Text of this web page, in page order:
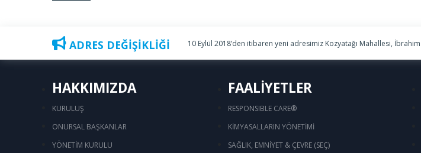
ADRES DEĞİŞİKLİĞİ 10 Eylül 2018’den itibaren yeni adresimiz Kozyatağı Mahallesi,
HAKKIMIZDA
KURULUŞ
ONURSAL BAŞKANLAR
YÖNETİM KURULU
FAALİYETLER
RESPONSIBLE CARE®
KİMYASALLARIN YÖNETİMİ
SAĞLIK, EMNİYET & ÇEVRE (SEÇ)